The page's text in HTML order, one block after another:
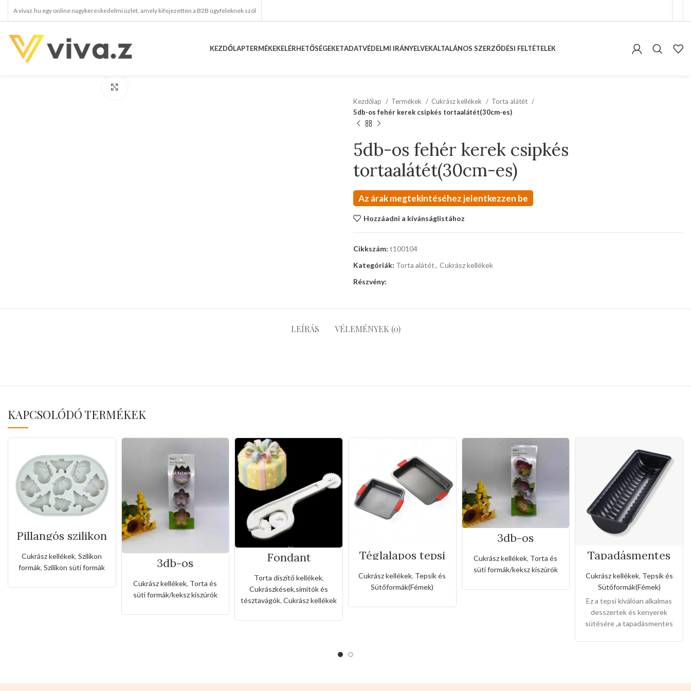
A vivaz.hu egy online nagykereskedelmi üzlet, amely kifejezetten a B2B ügyfeleknek szól
KEZDŐLAPTERMÉKEKELÉRHETŐSÉGEKETADATVÉDELMI IRÁNYELVEKÁLTALÁNOS SZERZŐDÉSI FELTÉTELEK
Kezdőlap
Termékek Cukrász kellékek
Torta alátét
5db-os fehér kerek csipkés tortaalátét(30cm-es)
5db-os fehér kerek csipkés
tortaalátét(30cm-es)
Az árak megtekintéséhez jelentkezzen be
Hozzáadni a kívánságlistához
Cikkszám: t100104
Kategóriák: Torta alátét, Cukrász kellékek
Részvény:
LEÍRÁS VÉLEMÉNYEK (0)
KAPCSOLÓDÓ TERMÉKEK
Pillangós szilikon
forma
Cukrász kellékek,Szilikon
formák,Szilikon süti formák 3db-os
virág formájú
kiszúró készlet
Cukrász kellékek, Torta és
süti formák/keksz kiszúrók
Fondant
eszköz(3féle
fogaskerékkel)
Torta díszítő kellékek,
Cukrászkések,simítók és
tésztavágók,Cukrász kellékek
Téglalapos tepsi
szilikon fogóval
Cukrász kellékek, Tepsik és
Sütőformák(Fémek)
3db-os
kiszúró készlet
cukorka alakkal
Cukrász kellékek, Torta és
süti formák/keksz kiszúrók
Tapadásmentes
őzgerinc
forma(Kis méret)
Cukrász kellékek, Tepsik és
Sütőformák(Fémek)
Ez a tepsi kiválóan alkalmas
desszertek és kenyerek
sütésére ,a tapadásmentes